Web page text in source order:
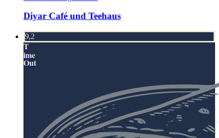
Diyar Café und Teehaus
9,2
T
ime
Out